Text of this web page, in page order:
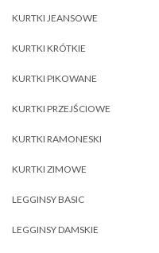
KURTKI JEANSOWE
KURTKI KRÓTKIE
KURTKI PIKOWANE
KURTKI PRZEJŚCIOWE
KURTKI RAMONESKI
KURTKI ZIMOWE
LEGGINSY BASIC
LEGGINSY DAMSKIE